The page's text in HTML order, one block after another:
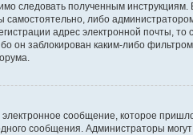
следовать полученным
либо
адрес электронной почты,
он заблокирован каким-либо
сообщение, которое
сообщения. Администраторы